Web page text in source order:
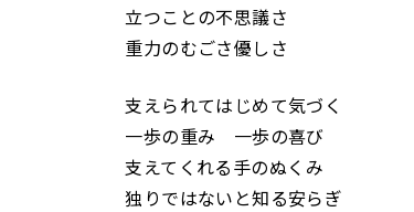
立つことの不思議さ
重力のむごさ優しさ
支えられてはじめて気づく
一歩の重み 一歩の喜び
支えてくれる手のぬくみ
独りではないと知る安らぎ